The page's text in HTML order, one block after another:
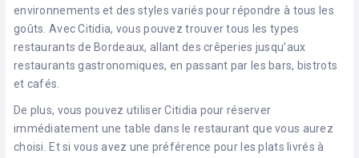
environnements et des styles variés pour répondre à tous les
goûts. Avec Citidia, vous pouvez trouver tous les types
restaurants de Bordeaux, allant des crêperies jusqu’aux
restaurants gastronomiques, en passant par les bars, bistrots
et cafés.
De plus, vous pouvez utiliser Citidia pour réserver
immédiatement une table dans le restaurant que vous aurez
choisi. Et si vous avez une préférence pour les plats livrés à